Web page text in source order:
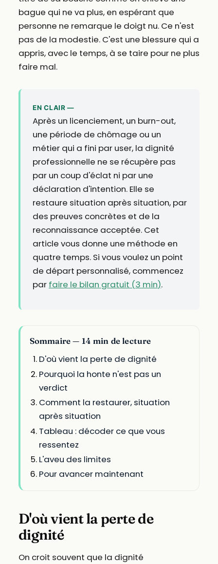
bague qui ne va plus, en espérant que
personne ne remarque le doigt nu. Ce n'est
pas de la modestie. C'est une blessure qui a
appris, avec le temps, à se taire pour ne plus
faire mal.
EN CLAIR —
Après un licenciement, un burn-out,
une période de chômage ou un
métier qui a fini par user, la dignité
professionnelle ne se récupère pas
par un coup d'éclat ni par une
déclaration d'intention. Elle se
restaure situation après situation, par
des preuves concrètes et de la
reconnaissance acceptée. Cet
article vous donne une méthode en
quatre temps. Si vous voulez un point
de départ personnalisé, commencez
par faire le bilan gratuit (3 min).
Sommaire — 14 min de lecture
D'où vient la perte de dignité
Pourquoi la honte n'est pas un
verdict
Comment la restaurer, situation
après situation
Tableau : décoder ce que vous
ressentez
L'aveu des limites
Pour avancer maintenant
D'où vient la perte de
dignité
On croit souvent que la dignité